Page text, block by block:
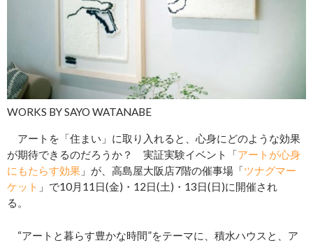
WORKS BY SAYO WATANABE
アートを「住まい」に取り入れると、心身にどのような効果
が期待できるのだろうか？ 実証実験イベント「アートが心身
にもたらす効果 」が、高島屋大阪店7階の催事場「ツナグマー
ケット 」で10月11日(金)・12日(土)・13日(日)に開催され
る。
“アートと暮らす豊かな時間”をテーマに、積水ハウスと、ア